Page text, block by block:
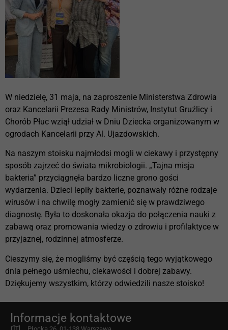
W niedzielę, 31 maja, na zaproszenie Ministerstwa Zdrowia
oraz Kancelarii Prezesa Rady Ministrów, Instytut Gruźlicy i
Chorób Płuc wziął udział w Dniu Dziecka organizowanym w
ogrodach Kancelarii przy Al. Ujazdowskich.
Na naszym stoisku najmłodsi mogli w ciekawy i przystępny
sposób zajrzeć do świata mikrobiologii. „Tajna misja
bakteria” przyciągnęła bardzo liczne grono gości
wydarzenia. Dzieci lepiły bakterie, poznawały różne rodzaje
wirusów i na chwilę mogły zamienić się w prawdziwego
diagnostę. Była to doskonała okazja do połączenia nauki z
zabawą oraz promowania wiedzy o zdrowiu i profilaktyce w
przyjaznej, rodzinnej atmosferze.
Cieszymy się, że mogliśmy być częścią tego wyjątkowego
dnia pełnego uśmiechu, ciekawości i dobrej zabawy.
Dziękujemy wszystkim, którzy odwiedzili nasze stoisko!
Informacje kontaktowe